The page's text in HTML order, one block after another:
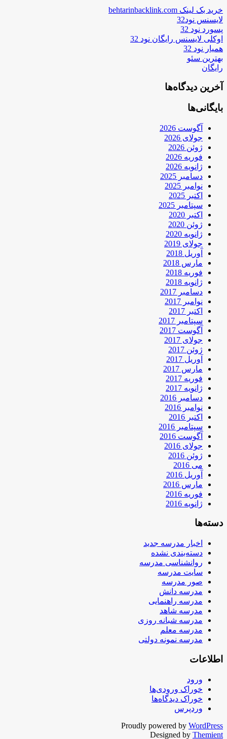
خرید بک لینک behtarinbacklink.com
لایسنس نود32
پسورد نود 32
اوکلی لایسنس رایگان نود 32
همیار نود 32
بهترین سئو
رایگان
آخرین دیدگاه‌ها
بایگانی‌ها
آگوست 2026
جولای 2026
ژوئن 2026
فوریه 2026
ژانویه 2026
دسامبر 2025
نوامبر 2025
اکتبر 2025
سپتامبر 2025
اکتبر 2020
ژوئن 2020
ژانویه 2020
جولای 2019
آوریل 2018
مارس 2018
فوریه 2018
ژانویه 2018
دسامبر 2017
نوامبر 2017
اکتبر 2017
سپتامبر 2017
آگوست 2017
جولای 2017
ژوئن 2017
آوریل 2017
مارس 2017
فوریه 2017
ژانویه 2017
دسامبر 2016
نوامبر 2016
اکتبر 2016
سپتامبر 2016
آگوست 2016
جولای 2016
ژوئن 2016
می 2016
آوریل 2016
مارس 2016
فوریه 2016
ژانویه 2016
دسته‌ها
اخبار مدرسه جدید
دسته‌بندی نشده
روانشناسی مدرسه
سایت مدرسه
صور مدرسه
مدرسه دانش
مدرسه راهنمایی
مدرسه شاهد
مدرسه شبانه روزی
مدرسه معلم
مدرسه نمونه دولتی
اطلاعات
ورود
خوراک ورودی‌ها
خوراک دیدگاه‌ها
وردپرس
Proudly powered by WordPress
Designed by Themient